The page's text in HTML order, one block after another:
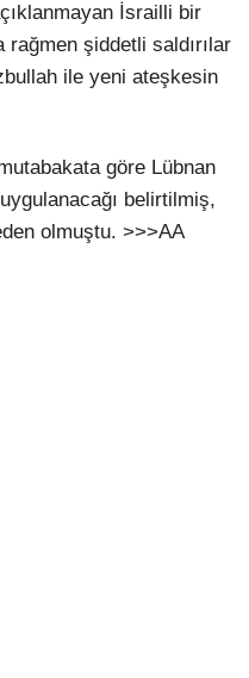
İsrailli bir
şiddetli saldırılar
ile yeni ateşkesin
göre Lübnan
belirtilmiş,
olmuştu. >>>AA